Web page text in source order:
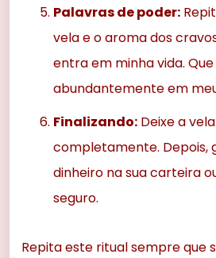
Palavras de poder:
vela e o aroma dos
entra em minha vida.
abundantemente em
Finalizando: Deixe a
completamente. Depois,
dinheiro na sua carteira
seguro.
Repita este ritual sempre que